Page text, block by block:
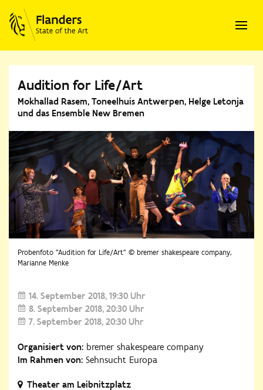
Audition for Life/Art
Mokhallad Rasem, Toneelhuis Antwerpen, Helge Letonja
und das Ensemble New Bremen
Probenfoto "Audition for Life/Art" © bremer shakespeare company,
Marianne Menke
14. September 2018 19:30 Uhr
8. September 2018 20:30 Uhr
7. September 2018 20:30 Uhr
Organisiert von: bremer shakespeare company
Im Rahmen von: Sehnsucht Europa
Theater am Leibnitzplatz